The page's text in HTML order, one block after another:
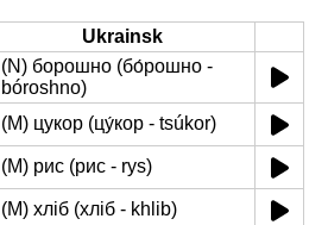
Ukrainsk
(N) борошно (бо́рошно -
bóroshno)
(M) цукор (цу́кор - tsúkor)
(M) рис (рис - rys)
(M) хліб (хліб - khlib)